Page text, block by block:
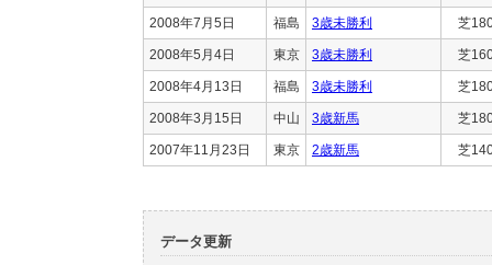
2008年7月5日 福島 3歳未勝利 芝
2008年5月4日 東京 3歳未勝利 芝
2008年4月13日 福島 3歳未勝利 芝
2008年3月15日 中山 3歳新馬 芝
2007年11月23日 東京 2歳新馬 芝
データ更新